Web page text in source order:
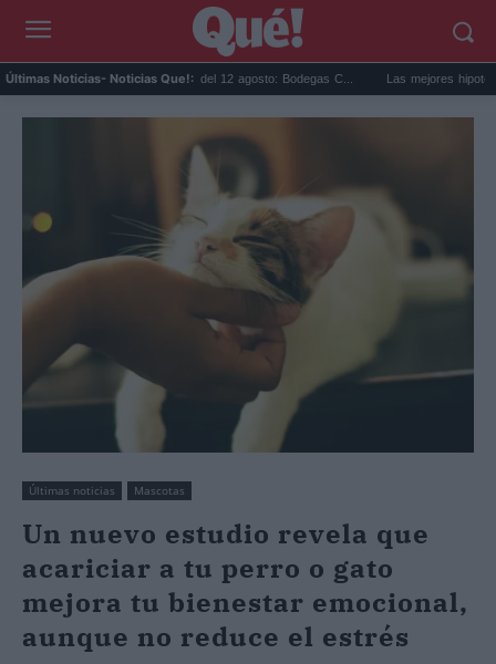
Últimas Noticias- Noticias Que!:
Eclipse solar en Cariñena del 12 agosto: Bodegas C... Las mejores hipotecas de
Últimas noticias Mascotas
Un nuevo estudio revela que
acariciar a tu perro o gato
mejora tu bienestar emocional,
aunque no reduce el estrés